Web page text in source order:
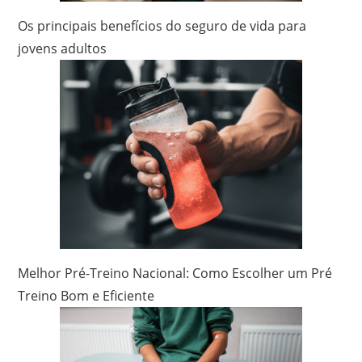
Os principais benefícios do seguro de vida para
jovens adultos
Melhor Pré-Treino Nacional: Como Escolher um Pré
Treino Bom e Eficiente